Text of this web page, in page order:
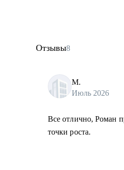
Отзывы8
М.
Июль 2026
Все отлично, Роман
точки роста.